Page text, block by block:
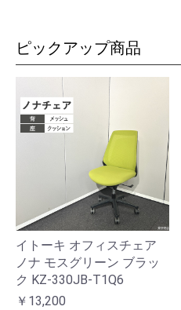
ピックアップ商品
イトーキ オフィスチェア
ノナ モスグリーン ブラッ
ク KZ-330JB-T1Q6
￥13,200